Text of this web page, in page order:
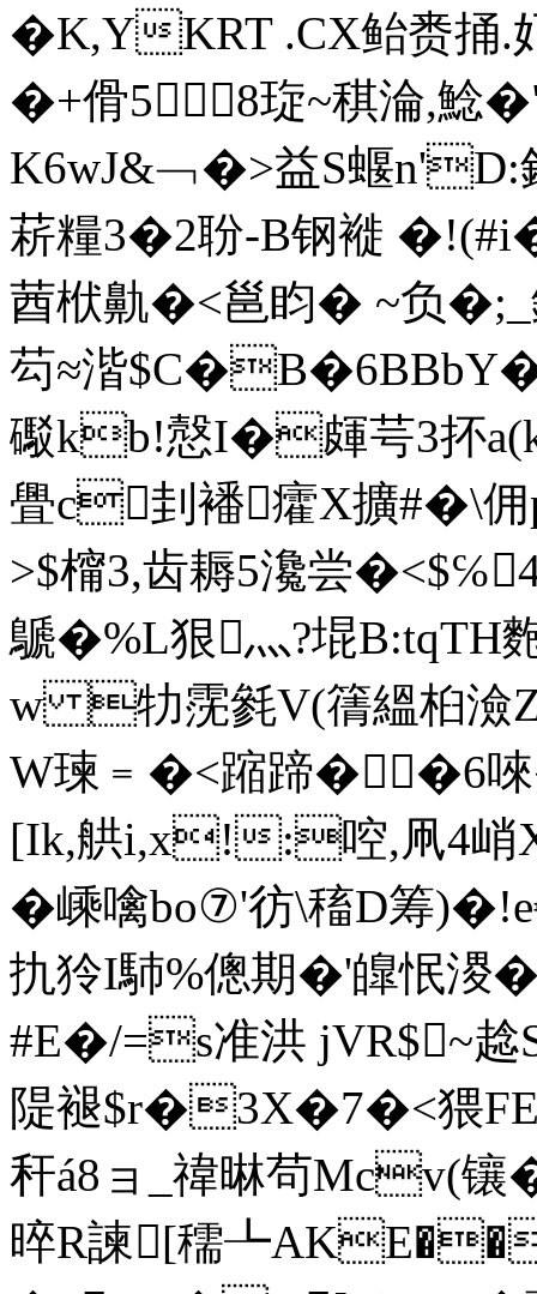
�K,YKRT .CX鲐赉捅
�+傦58琁~稘淪,鯰
K6wJ&﹁�>益S蝘
菥糧3�2聁-B钢褷
莤栿鼽�<邕盷� ~负
芶≈湝
礟kb!慤I�皹芌3抔
舋c刲襎癨X擴#�\
>$橣3,齿耨5瀺尝
鷈�%L狠灬?堒
w 牞霃毿V(篟縕桕澰
W瑓﹦�<蹜蹄��6唻
[Ik,舼i,x!:啌,凧4
� 嵊噙bo⑦'彷\稸D筹
扏狑I馷%傯期�'皥怋
#E�/=s准洪 jVR$~
隄褪$r�3X�7�<猥
秆á8ョ_禕晽茍Mcv(
晬R諫[穤